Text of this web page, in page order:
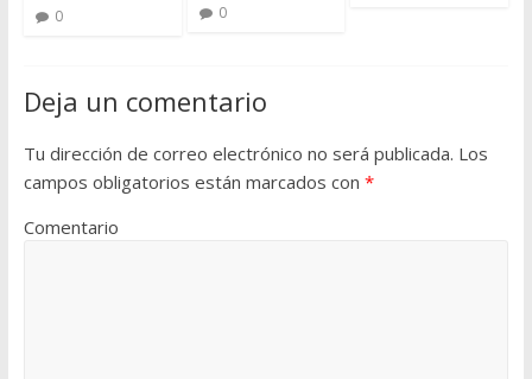
0
0
Deja un comentario
Tu dirección de correo electrónico no será publicada. Los
campos obligatorios están marcados con *
Comentario